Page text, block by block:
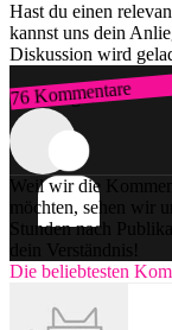
Hast du einen
kannst uns dein
Diskussion wird
76 Kommentare
Zum Login
Weil wir die
möchten, sehen wir
Stunden nach
dein Verständnis!
Die beliebtesten